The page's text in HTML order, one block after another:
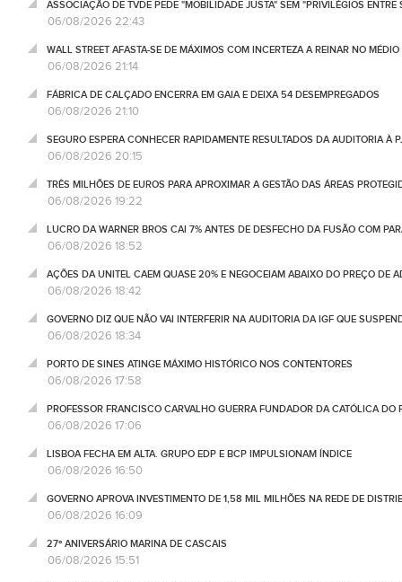
ASSOCIAÇÃO DE TVDE PEDE "MOBILIDADE JUSTA" SEM "PRIVILÉGIOS ENTRE
06/08/2026 22:43
WALL STREET AFASTA-SE DE MÁXIMOS COM INCERTEZA A REINAR NO
06/08/2026 21:14
FÁBRICA DE CALÇADO ENCERRA EM GAIA E DEIXA 54 DESEMPREGADOS
06/08/2026 21:10
SEGURO ESPERA CONHECER RAPIDAMENTE RESULTADOS DA AUDITORIA À
06/08/2026 20:15
TRÊS MILHÕES DE EUROS PARA APROXIMAR A GESTÃO DAS ÁREAS
06/08/2026 19:22
LUCRO DA WARNER BROS CAI 7% ANTES DE DESFECHO DA FUSÃO COM
06/08/2026 18:52
AÇÕES DA UNITEL CAEM QUASE 20% E NEGOCEIAM ABAIXO DO PREÇO DE
06/08/2026 18:42
GOVERNO DIZ QUE NÃO VAI INTERFERIR NA AUDITORIA DA IGF QUE
06/08/2026 18:34
PORTO DE SINES ATINGE MÁXIMO HISTÓRICO NOS CONTENTORES
06/08/2026 17:58
PROFESSOR FRANCISCO CARVALHO GUERRA FUNDADOR DA CATÓLICA DO
06/08/2026 17:06
LISBOA FECHA EM ALTA. GRUPO EDP E BCP IMPULSIONAM ÍNDICE
06/08/2026 16:50
GOVERNO APROVA INVESTIMENTO DE 1,58 MIL MILHÕES NA REDE DE
06/08/2026 16:09
27º ANIVERSÁRIO MARINA DE CASCAIS
06/08/2026 15:51